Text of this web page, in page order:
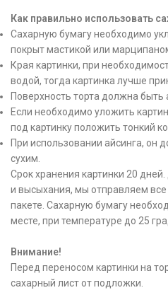
Как правильно использовать
Сахарную бумагу необходимо
покрыт мастикой или
Края картинки, при
водой, тогда картинка лучше
Поверхность торта должна быть
Если необходимо уложить
под картинку положить тонкий
При использовании айсинга, он
сухим.
Срок хранения картинки 20
и высыхания, мы отправляем все
пакете. Сахарную бумагу
месте, при температуре до 25
Внимание!
Перед переносом картинки на
сахарный лист от подложки.